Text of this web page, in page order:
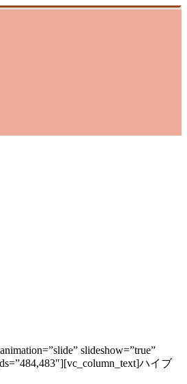
slideshow=”true”
ハイブ